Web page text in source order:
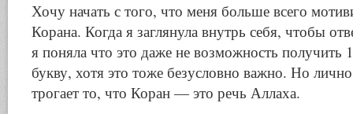
Хочу начать с того, что меня больше всего
Корана. Когда я заглянула внутрь себя, чтобы
я поняла что это даже не возможность получить
букву, хотя это тоже безусловно важно. Но
трогает то, что Коран — это речь Аллаха.